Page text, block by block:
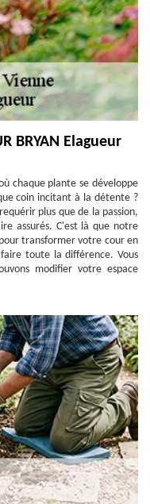
BRYAN Elagueur
chaque plante se développe
coin incitant à la détente ?
plus que de la passion,
assurés. C'est là que notre
transformer votre cour en
toute la différence. Vous
modifier votre espace